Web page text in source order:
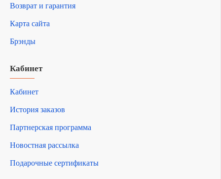
Возврат и гарантия
Карта сайта
Брэнды
Кабинет
Кабинет
История заказов
Партнерская программа
Новостная рассылка
Подарочные сертификаты